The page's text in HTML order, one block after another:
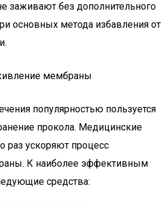
заживают без дополнительного
основных метода избавления от
мембраны
популярностью пользуется
прокола. Медицинские
раз ускоряют процесс
К наиболее эффективным
средства: